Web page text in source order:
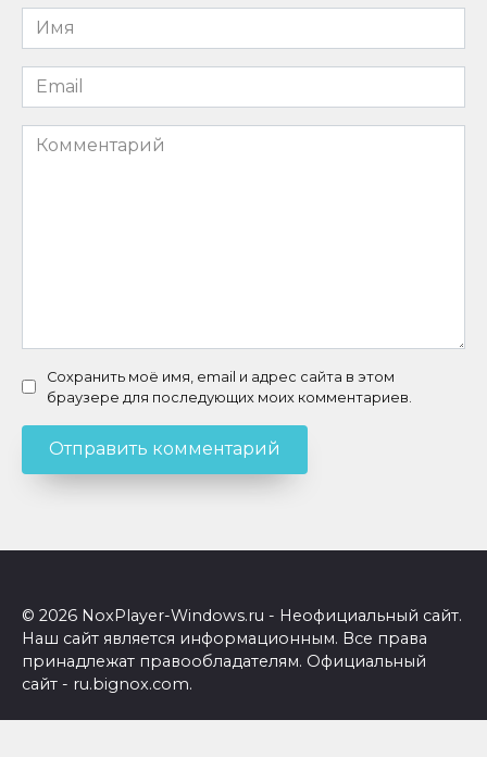
Имя
*
Email
*
Комментарий
Сохранить моё имя, email и адрес сайта в этом
браузере для последующих моих комментариев.
© 2026 NoxPlayer-Windows.ru - Неофициальный сайт.
Наш сайт является информационным. Все права
принадлежат правообладателям. Официальный
сайт - ru.bignox.com.